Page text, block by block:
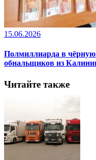
15.06.2026
Полмиллиарда в
обнальщиков из
Читайте также